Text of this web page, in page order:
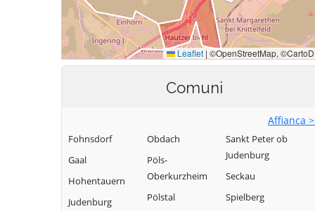
Comuni
Affianca
Fohnsdorf
Gaal
Hohentauern
Judenburg
Obdach
Pöls-
Oberkurzheim
Pölstal
Sankt Peter ob
Judenburg
Seckau
Spielberg